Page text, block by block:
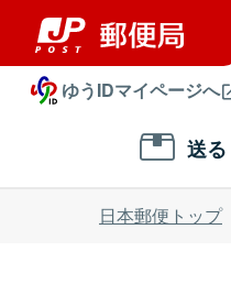
ゆうIDマイページへ
送る
日本郵便トップ